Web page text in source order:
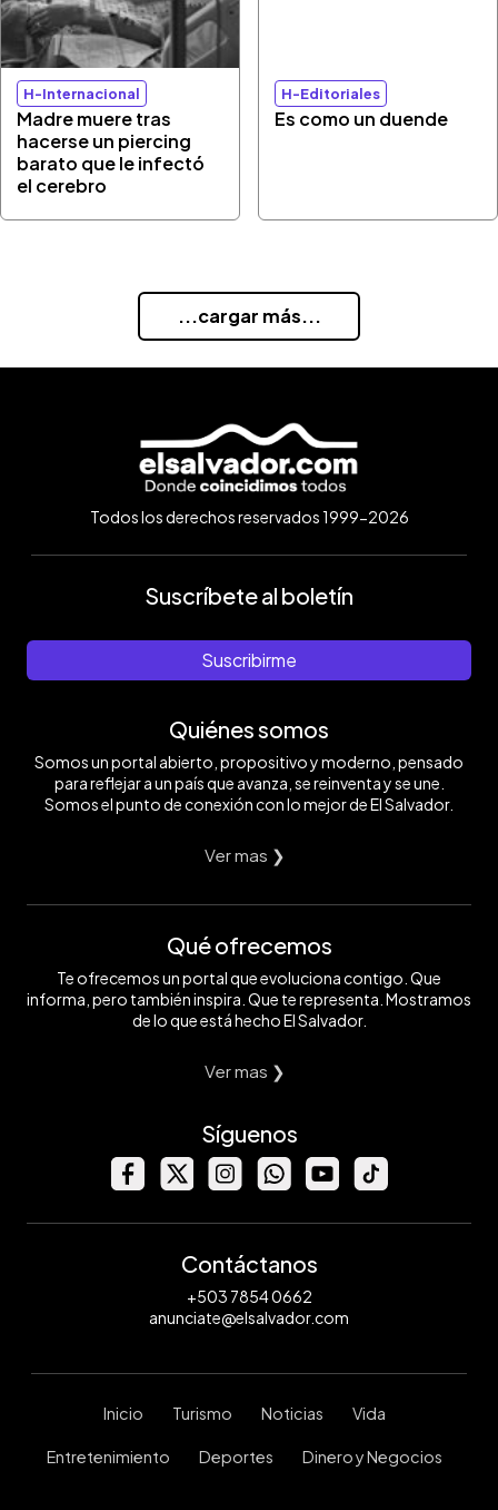
H-Internacional
Madre muere tras
hacerse un piercing
barato que le infectó
el cerebro
H-Editoriales
Es como un duende
...cargar más...
Todos los derechos reservados 1999-2026
Suscríbete al boletín
Suscribirme
Quiénes somos
Somos un portal abierto, propositivo y moderno, pensado
para reflejar a un país que avanza, se reinventa y se une.
Somos el punto de conexión con lo mejor de El Salvador.
Ver mas ❯
Qué ofrecemos
Te ofrecemos un portal que evoluciona contigo. Que
informa, pero también inspira. Que te representa. Mostramos
de lo que está hecho El Salvador.
Ver mas ❯
Síguenos
Contáctanos
+503 7854 0662
anunciate@elsalvador.com
Inicio Turismo Noticias Vida
Entretenimiento Deportes Dinero y Negocios